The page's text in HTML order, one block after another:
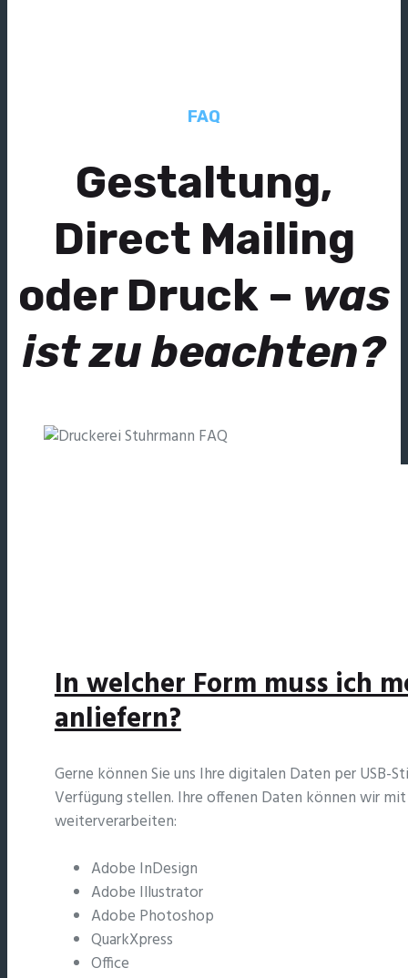
FAQ
Gestaltung,
Direct Mailing
oder Druck – was
ist zu beachten?
In welcher Form muss ich
anliefern?
Gerne können Sie uns Ihre digitalen Daten per USB-
Verfügung stellen. Ihre offenen Daten können wir
weiterverarbeiten:
Adobe InDesign
Adobe Illustrator
Adobe Photoshop
QuarkXpress
Office